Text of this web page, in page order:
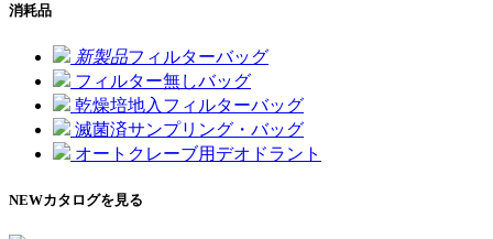
消耗品
新製品フィルターバッグ
フィルター無しバッグ
乾燥培地入フィルターバッグ
滅菌済サンプリング・バッグ
オートクレーブ用デオドラント
NEWカタログを見る